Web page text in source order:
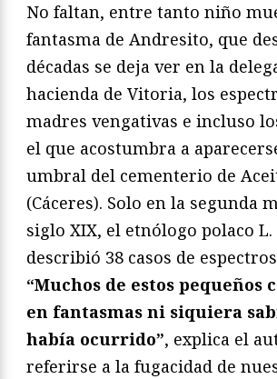
No faltan, entre tanto niño
fantasma de Andresito, que
décadas se deja ver en la
hacienda de Vitoria, los
madres vengativas e incluso
el que acostumbra a
umbral del cementerio de
(Cáceres). Solo en la segunda
siglo XIX, el etnólogo polaco
describió 38 casos de
“Muchos de estos pequeños
en fantasmas ni siquiera
había ocurrido”, explica el
referirse a la fugacidad de